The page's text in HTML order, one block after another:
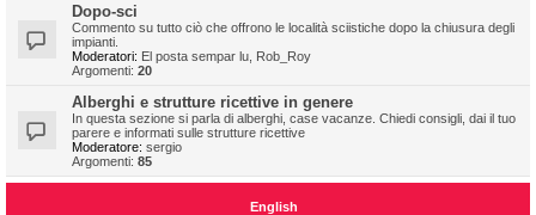
Dopo-sci
Commento su tutto ciò che offrono le località sciistiche dopo la chiusura degli
impianti.
Moderatori: El posta sempar lu Rob_Roy
Argomenti: 20
Alberghi e strutture ricettive in genere
In questa sezione si parla di alberghi, case vacanze. Chiedi consigli, dai il tuo
parere e informati sulle strutture ricettive
Moderatore: sergio
Argomenti: 85
English